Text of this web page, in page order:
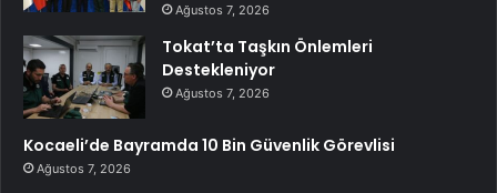
Ağustos 7, 2026
Tokat’ta Taşkın Önlemleri
Destekleniyor
Ağustos 7, 2026
Kocaeli’de Bayramda 10 Bin Güvenlik Görevlisi
Ağustos 7, 2026